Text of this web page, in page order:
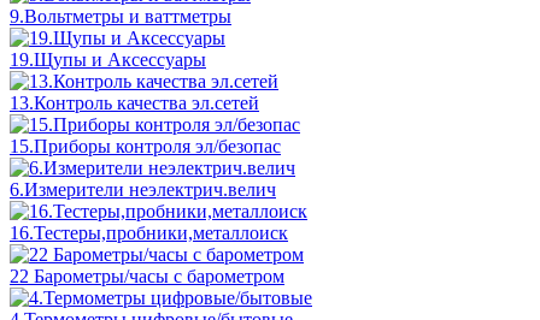
9.Вольтметры и ваттметры
19.Щупы и Аксессуары
13.Контроль качества эл.сетей
15.Приборы контроля эл/безопас
6.Измерители неэлектрич.велич
16.Тестеры,пробники,металлоиск
22 Барометры/часы с барометром